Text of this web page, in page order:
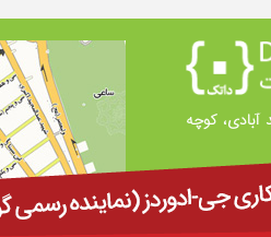
آبادی، کوچه